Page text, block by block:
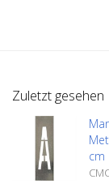
Zuletzt gesehen
cm